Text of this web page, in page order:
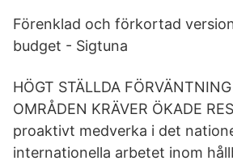
Förenklad och förkortad
budget - Sigtuna
HÖGT STÄLLDA
OMRÅDEN KRÄVER ÖKADE
proaktivt medverka i det
internationella arbetet inom